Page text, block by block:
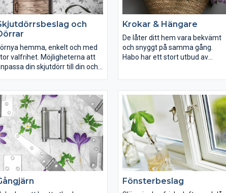
och
hemma, enkelt och med
valfrihet. Möjligheterna att
din skjutdörr till din och
Krokar & Hängare
De låter ditt hem vara bekvämt
och snyggt på samma gång.
Habo har ett stort utbud av
Fönsterbeslag